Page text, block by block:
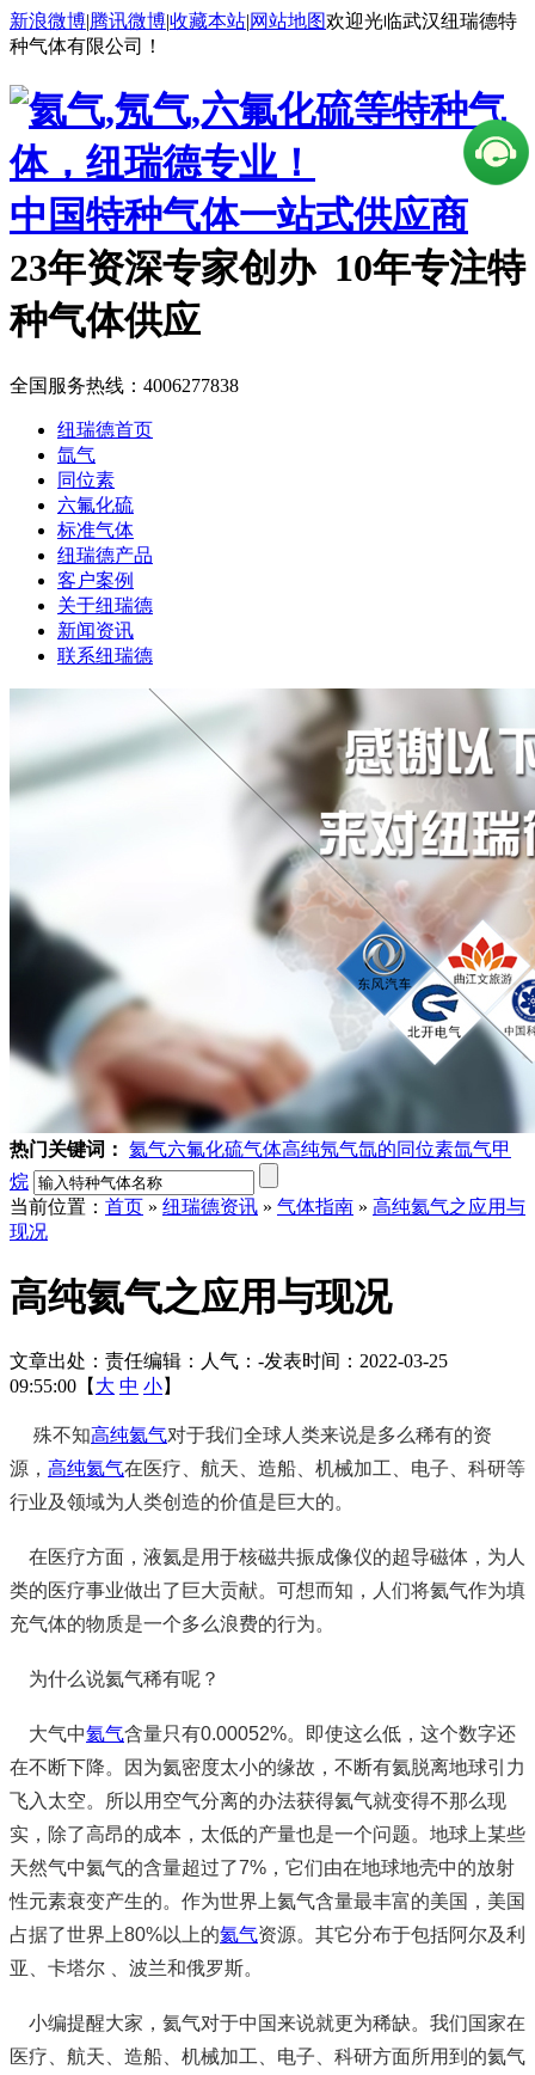
新浪微博|腾讯微博|收藏本站|网站地图欢迎光临武汉纽瑞德特
种气体有限公司！
中国特种气体一站式供应商
23年资深专家创办 10年专注特
种气体供应
全国服务热线： 4006277838
纽瑞德首页
氙气
同位素
六氟化硫
标准气体
纽瑞德产品
客户案例
关于纽瑞德
新闻资讯
联系纽瑞德
热门关键词： 氦气六氟化硫气体高纯氖气氙的同位素氙气甲
烷
当前位置： 首页 » 纽瑞德资讯 » 气体指南 » 高纯氦气之应用与
现况
高纯氦气之应用与现况
文章出处： 责任编辑： 人气： -发表时间：2022-03-25
09:55:00【 大 中 小】
殊不知高纯氦气对于我们全球人类来说是多么稀有的资
源， 高纯氦气在医疗、航天、造船、机械加工、电子、科研等
行业及领域为人类创造的价值是巨大的。
在医疗方面，液氦是用于核磁共振成像仪的超导磁体，为人
类的医疗事业做出了巨大贡献。可想而知，人们将氦气作为填
充气体的物质是一个多么浪费的行为。
为什么说氦气稀有呢？
大气中氦气含量只有0.00052%。即使这么低，这个数字还
在不断下降。因为氦密度太小的缘故，不断有氦脱离地球引力
飞入太空。所以用空气分离的办法获得氦气就变得不那么现
实，除了高昂的成本，太低的产量也是一个问题。地球上某些
天然气中氦气的含量超过了7%，它们由在地球地壳中的放射
性元素衰变产生的。作为世界上氦气含量最丰富的美国，美国
占据了世界上80%以上的氦气资源。其它分布于包括阿尔及利
亚、卡塔尔 、波兰和俄罗斯。
小编提醒大家，氦气对于中国来说就更为稀缺。我们国家在
医疗、航天、造船、机械加工、电子、科研方面所用到的氦气